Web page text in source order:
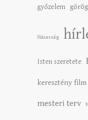
győzelem
Házasság
Isten szeretete
keresztény film
mesteri terv